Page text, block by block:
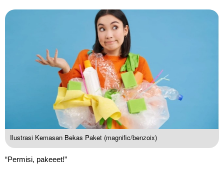
Ilustrasi Kemasan Bekas Paket (magnific/benzoix)
“Permisi, pakeeet!”